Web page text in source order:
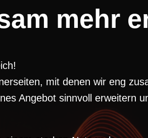
mehr
mit denen wir eng
Angebot sinnvoll erweitern